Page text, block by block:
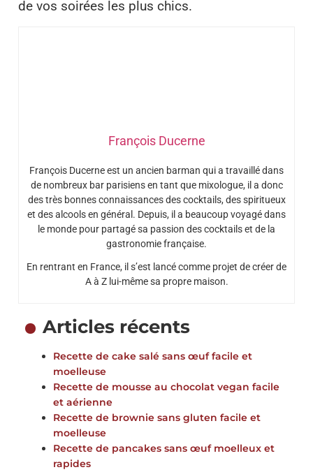
de vos soirées les plus chics.
François Ducerne
François Ducerne est un ancien barman qui a travaillé dans
de nombreux bar parisiens en tant que mixologue, il a donc
des très bonnes connaissances des cocktails, des spiritueux
et des alcools en général. Depuis, il a beaucoup voyagé dans
le monde pour partagé sa passion des cocktails et de la
gastronomie française.
En rentrant en France, il s’est lancé comme projet de créer de
A à Z lui-même sa propre maison.
Articles récents
Recette de cake salé sans œuf facile et
moelleuse
Recette de mousse au chocolat vegan facile
et aérienne
Recette de brownie sans gluten facile et
moelleuse
Recette de pancakes sans œuf moelleux et
rapides